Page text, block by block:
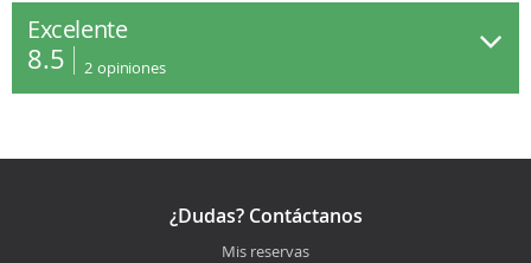
Excelente
8.5 2 opiniones
¿Dudas? Contáctanos
Mis reservas